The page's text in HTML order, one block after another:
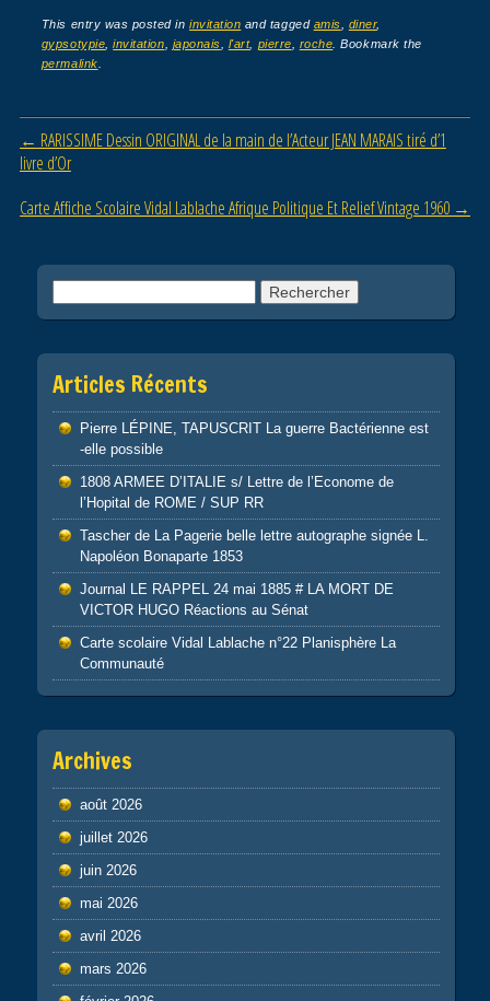
c
e
o
k
tt
er
ail
ta
g
This entry was posted ininvitation and tagged amis diner,
gypsotypie ,invitation japonais l'art, pierre roche . Bookmark the
permalink
Post navigation
← RARISSIME Dessin ORIGINAL de la main de l’Acteur JEAN MARAIS tiré d’1
livre d’Or
Carte Affiche Scolaire Vidal Lablache Afrique Politique Et Relief Vintage 1960 →
Articles Récents
Pierre LÉPINE, TAPUSCRIT La guerre Bactérienne est
-elle possible
1808 ARMEE D’ITALIE s/ Lettre de l’Econome de
l’Hopital de ROME / SUP RR
Tascher de La Pagerie belle lettre autographe signée L.
Napoléon Bonaparte 1853
Journal LE RAPPEL 24 mai 1885 # LA MORT DE
VICTOR HUGO Réactions au Sénat
Carte scolaire Vidal Lablache n°22 Planisphère La
Communauté
Archives
août 2026
juillet 2026
juin 2026
mai 2026
avril 2026
mars 2026